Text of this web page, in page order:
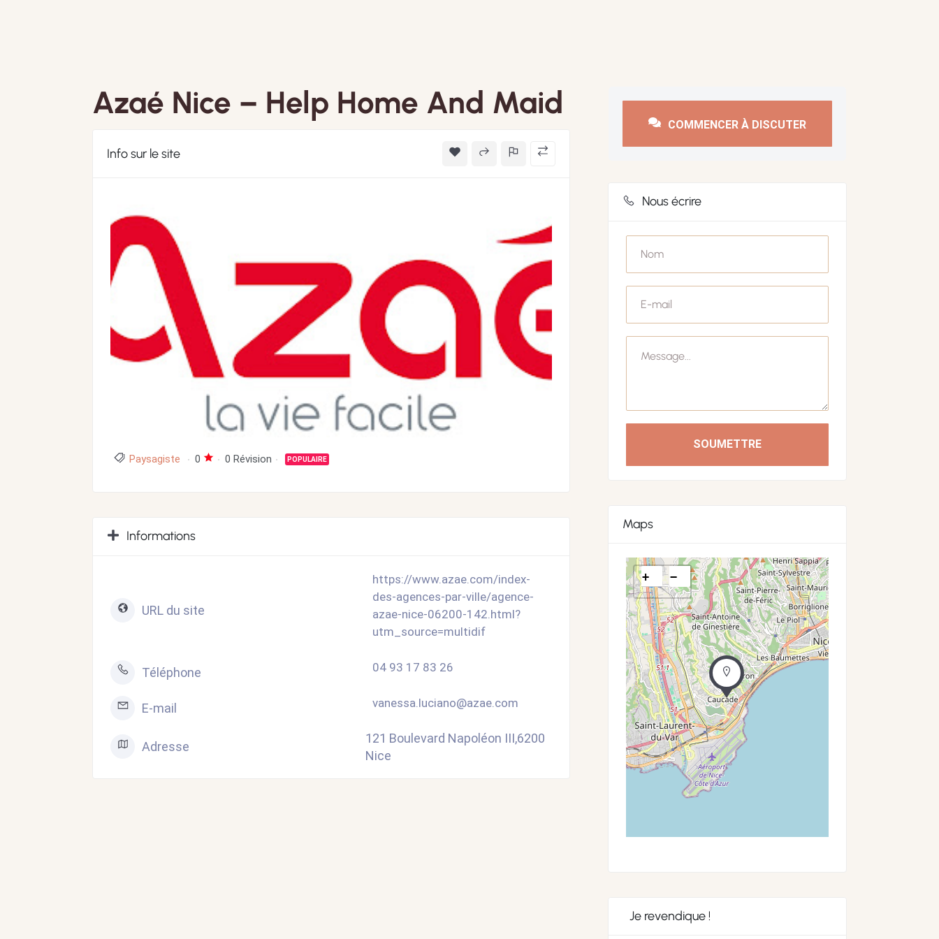
Azaé Nice – Help Home And Maid
Info sur le site
Paysagiste 0 0 Révision POPULAIRE
Informations
URL du site
https://www.azae.com/index-
des-agences-par-ville/agence-
azae-nice-06200-142.html?
utm_source=multidif
Téléphone 04 93 17 83 26
E-mail vanessa.luciano@azae.com
Adresse
121 Boulevard Napoléon III,6200
Nice
COMMENCER À DISCUTER
Nous écrire
SOUMETTRE
Maps
+ −
Je revendique !